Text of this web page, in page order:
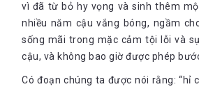
vì đã từ bỏ hy vọng và sinh thêm
nhiều năm cậu vắng bóng, ngầm
sống mãi trong mặc cảm tội lỗi và
cậu, và không bao giờ được phép
Có đoạn chúng ta được nói rằng: “hỉ